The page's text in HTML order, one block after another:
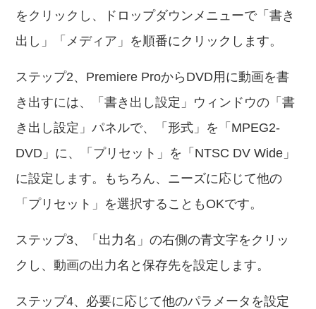
をクリックし、ドロップダウンメニューで「書き
出し」「メディア」を順番にクリックします。
ステップ2、Premiere ProからDVD用に動画を書
き出すには、「書き出し設定」ウィンドウの「書
き出し設定」パネルで、「形式」を「MPEG2-
DVD」に、「プリセット」を「NTSC DV Wide」
に設定します。もちろん、ニーズに応じて他の
「プリセット」を選択することもOKです。
ステップ3、「出力名」の右側の青文字をクリッ
クし、動画の出力名と保存先を設定します。
ステップ4、必要に応じて他のパラメータを設定